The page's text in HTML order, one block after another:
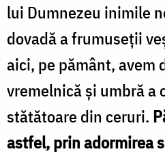
lui Dumnezeu inimile
dovadă a frumuseții
aici, pe pământ, avem
vremelnică și umbră a
stătătoare din ceruri.
astfel, prin adormirea